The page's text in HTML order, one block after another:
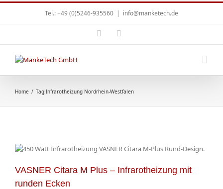
Tel.: +49 (0)5246-935560 | info@manketech.de
Home / Tag:Infrarotheizung Nordrhein-Westfalen
VASNER Citara M Plus – Infrarotheizung mit
runden Ecken